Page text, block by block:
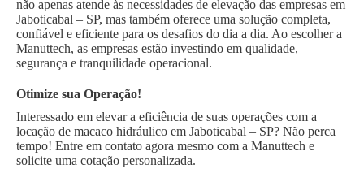
não apenas atende às necessidades de elevação das empresas em
Jaboticabal – SP, mas também oferece uma solução completa,
confiável e eficiente para os desafios do dia a dia. Ao escolher a
Manuttech, as empresas estão investindo em qualidade,
segurança e tranquilidade operacional.
Otimize sua Operação!
Interessado em elevar a eficiência de suas operações com a
locação de macaco hidráulico em Jaboticabal – SP? Não perca
tempo! Entre em contato agora mesmo com a Manuttech e
solicite uma cotação personalizada.